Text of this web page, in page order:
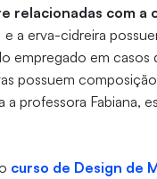
com a
a erva-cidreira
empregado em casos
possuem
professora Fabiana,
curso de Design de